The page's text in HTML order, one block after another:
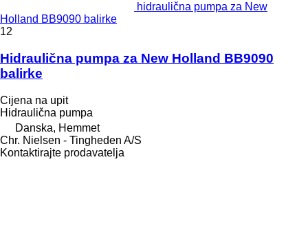
hidraulična pumpa za New
Holland BB9090 balirke
12
Hidraulična pumpa za New Holland BB9090
balirke
Cijena na upit
Hidraulična pumpa
Danska, Hemmet
Chr. Nielsen - Tingheden A/S
Kontaktirajte prodavatelja